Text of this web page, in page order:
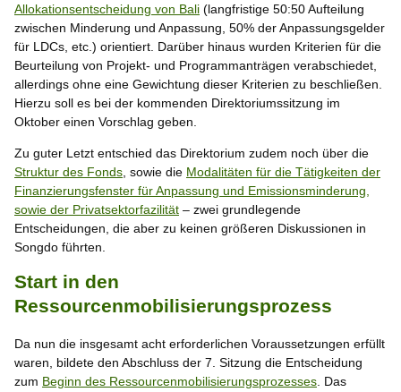
Allokationsentscheidung von Bali (langfristige 50:50 Aufteilung
zwischen Minderung und Anpassung, 50% der Anpassungsgelder
für LDCs, etc.) orientiert. Darüber hinaus wurden Kriterien für die
Beurteilung von Projekt- und Programmanträgen verabschiedet,
allerdings ohne eine Gewichtung dieser Kriterien zu beschließen.
Hierzu soll es bei der kommenden Direktoriumssitzung im
Oktober einen Vorschlag geben.
Zu guter Letzt entschied das Direktorium zudem noch über die
Struktur des Fonds , sowie die Modalitäten für die Tätigkeiten der
Finanzierungsfenster für Anpassung und Emissionsminderung,
sowie der Privatsektorfazilität – zwei grundlegende
Entscheidungen, die aber zu keinen größeren Diskussionen in
Songdo führten.
Start in den
Ressourcenmobilisierungsprozess
Da nun die insgesamt acht erforderlichen Voraussetzungen erfüllt
waren, bildete den Abschluss der 7. Sitzung die Entscheidung
zum Beginn des Ressourcenmobilisierungsprozesses . Das